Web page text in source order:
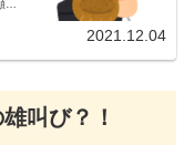
い
2021.12.04
叫び？！